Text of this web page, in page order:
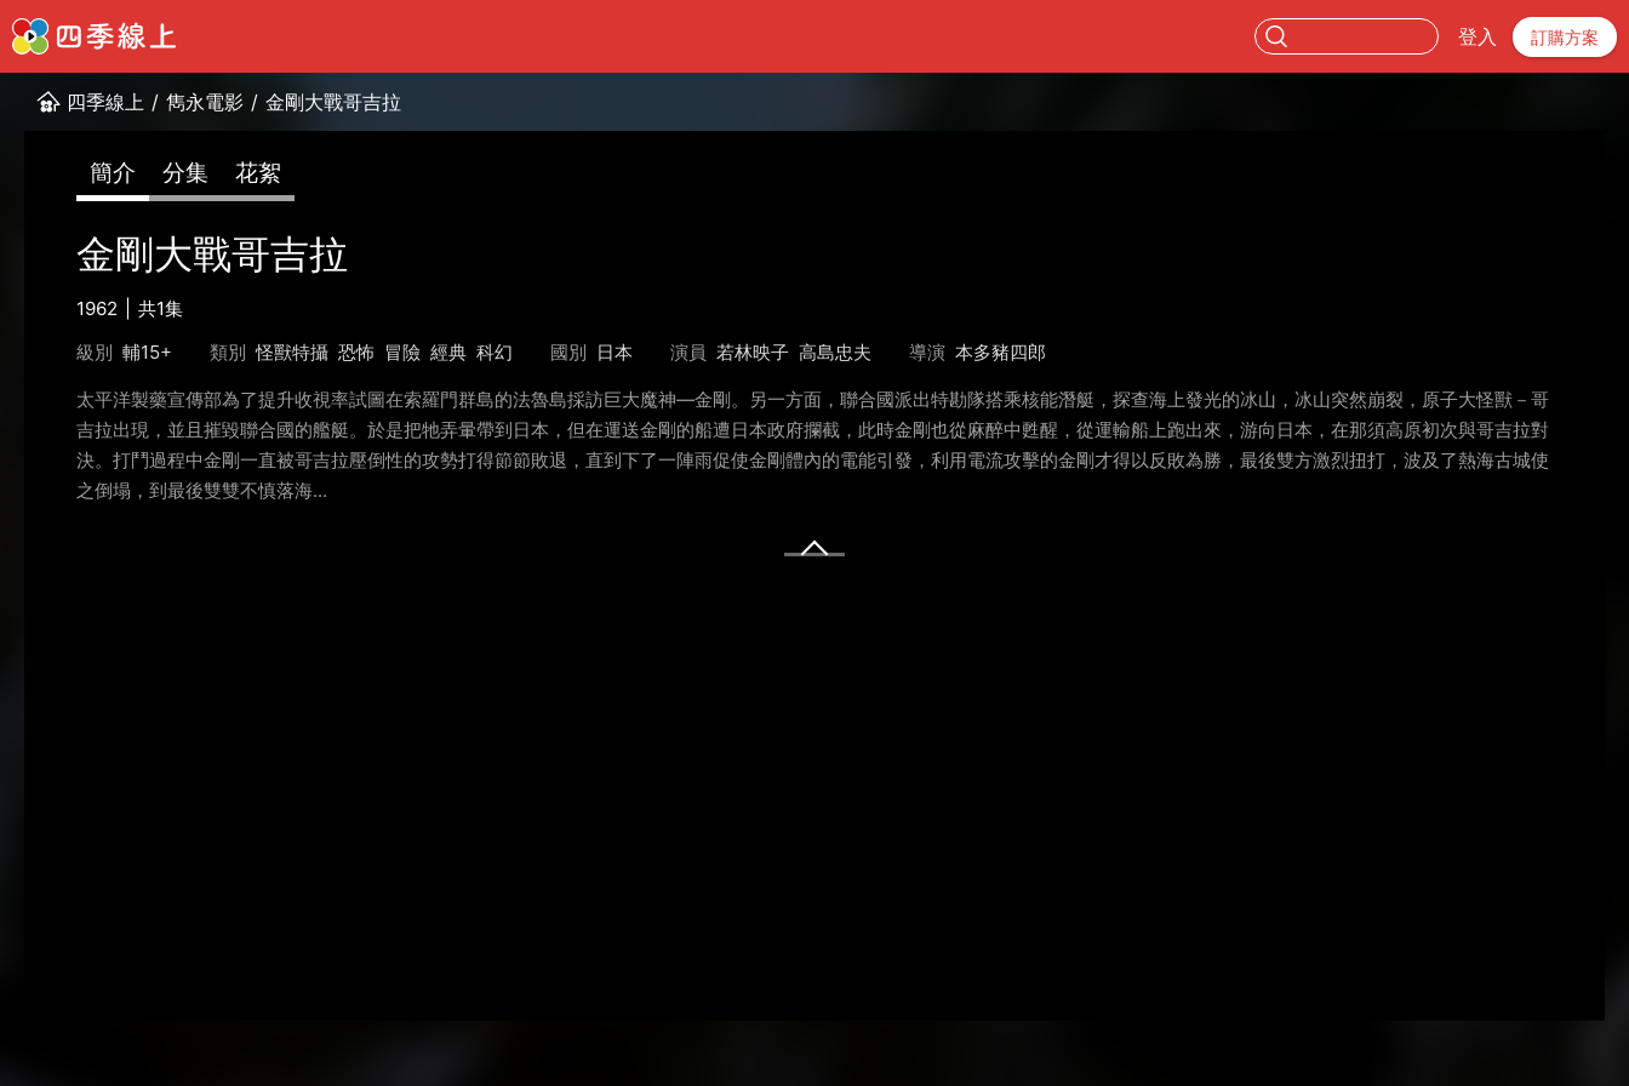
登入 訂購方案
四季線上 / 雋永電影 / 金剛大戰哥吉拉
簡介 分集 花絮
金剛大戰哥吉拉
1962
共1集
級別 輔15+ 類別 怪獸特攝 恐怖 冒險 經典 科幻 國別 日本 演員 若林映子 高島忠夫 導演 本多豬四郎
太平洋製藥宣傳部為了提升收視率試圖在索羅門群島的法魯島採訪巨大魔神—金剛。另一方面，聯合國派出特勘隊搭乘核能潛艇，探查海上發光的冰山，冰山突然崩裂，原子大怪獸－哥
吉拉出現，並且摧毀聯合國的艦艇。於是把牠弄暈帶到日本，但在運送金剛的船遭日本政府攔截，此時金剛也從麻醉中甦醒，從運輸船上跑出來，游向日本，在那須高原初次與哥吉拉對
決。打鬥過程中金剛一直被哥吉拉壓倒性的攻勢打得節節敗退，直到下了一陣雨促使金剛體內的電能引發，利用電流攻擊的金剛才得以反敗為勝，最後雙方激烈扭打，波及了熱海古城使
之倒塌，到最後雙雙不慎落海...